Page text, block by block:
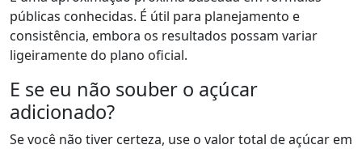
públicas conhecidas. É útil para planejamento e
consistência, embora os resultados possam variar
ligeiramente do plano oficial.
E se eu não souber o açúcar
adicionado?
Se você não tiver certeza, use o valor total de açúcar em